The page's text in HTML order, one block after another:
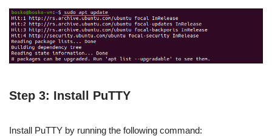
Step 3: Install PuTTY
Install PuTTY by running the following command: